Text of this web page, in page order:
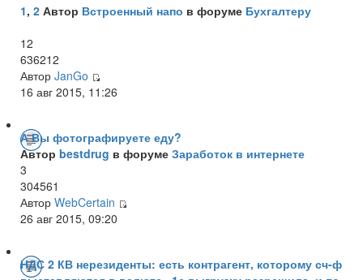
1, 2 Автор Встроенный напо в форуме Бухгалтеру
12
636212
Автор JanGo
16 авг 2015, 11:26
А Вы фотографируете еду?
Автор bestdrug в форуме Заработок в интернете
3
304561
Автор WebCertain
26 авг 2015, 09:20
НДС 2 КВ нерезиденты: есть контрагент, которому сч-ф